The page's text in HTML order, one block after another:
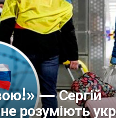
— Сергій
розуміють